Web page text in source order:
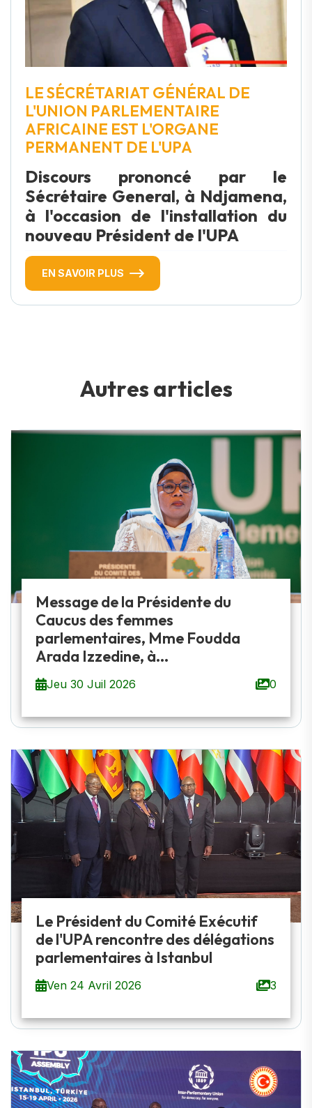
LE SÉCRÉTARIAT GÉNÉRAL DE
L'UNION PARLEMENTAIRE
AFRICAINE EST L'ORGANE
PERMANENT DE L'UPA
Discours prononcé par le
Sécrétaire General, à Ndjamena,
à l'occasion de l'installation du
nouveau Président de l'UPA
EN SAVOIR PLUS
Autres articles
Message de la Présidente du
Caucus des femmes
parlementaires, Mme Foudda
Arada Izzedine, à...
Jeu 30 Juil 2026 0
Le Président du Comité Exécutif
de l'UPA rencontre des délégations
parlementaires à Istanbul
Ven 24 Avril 2026 3